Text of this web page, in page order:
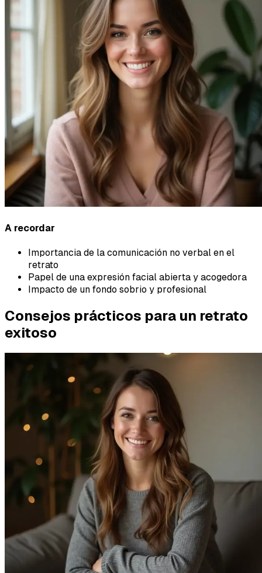
A recordar
Importancia de la comunicación no verbal en el
retrato
Papel de una expresión facial abierta y acogedora
Impacto de un fondo sobrio y profesional
Consejos prácticos para un retrato
exitoso